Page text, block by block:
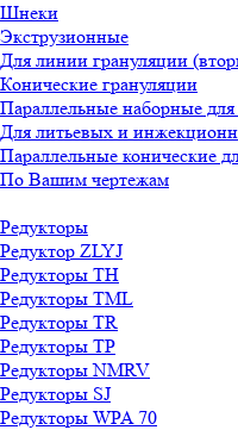
Шнеки
Экструзионные
Для линии грануляции
Конические грануляции
Параллельные наборные
Для литьевых и
Параллельные конические
По Вашим чертежам
Редукторы
Редуктор ZLYJ
Редукторы TH
Редукторы TML
Редукторы TR
Редукторы TP
Редукторы NMRV
Редукторы SJ
Редукторы WPA 70